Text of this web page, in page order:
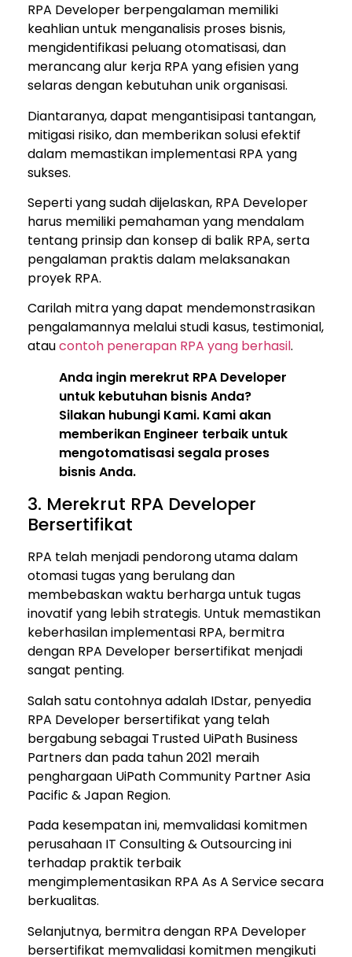
RPA Developer berpengalaman memiliki
keahlian untuk menganalisis proses bisnis,
mengidentifikasi peluang otomatisasi, dan
merancang alur kerja RPA yang efisien yang
selaras dengan kebutuhan unik organisasi.
Diantaranya, dapat mengantisipasi tantangan,
mitigasi risiko, dan memberikan solusi efektif
dalam memastikan implementasi RPA yang
sukses.
Seperti yang sudah dijelaskan, RPA Developer
harus memiliki pemahaman yang mendalam
tentang prinsip dan konsep di balik RPA, serta
pengalaman praktis dalam melaksanakan
proyek RPA.
Carilah mitra yang dapat mendemonstrasikan
pengalamannya melalui studi kasus, testimonial,
ataucontoh penerapan RPA yang berhasil.
Anda ingin merekrut RPA Developer
untuk kebutuhan bisnis Anda?
Silakan hubungi Kami. Kami akan
memberikan Engineer terbaik untuk
mengotomatisasi segala proses
bisnis Anda.
3. Merekrut RPA Developer
Bersertifikat
RPA telah menjadi pendorong utama dalam
otomasi tugas yang berulang dan
membebaskan waktu berharga untuk tugas
inovatif yang lebih strategis. Untuk memastikan
keberhasilan implementasi RPA, bermitra
dengan RPA Developer bersertifikat menjadi
sangat penting.
Salah satu contohnya adalah IDstar, penyedia
RPA Developer bersertifikat yang telah
bergabung sebagai Trusted UiPath Business
Partners dan pada tahun 2021 meraih
penghargaan UiPath Community Partner Asia
Pacific & Japan Region.
Pada kesempatan ini, memvalidasi komitmen
perusahaan IT Consulting & Outsourcing ini
terhadap praktik terbaik
mengimplementasikan RPA As A Service secara
berkualitas.
Selanjutnya, bermitra dengan RPA Developer
bersertifikat memvalidasi komitmen mengikuti